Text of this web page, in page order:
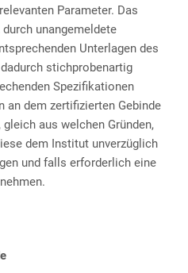
Parameter. Das
unangemeldete
Unterlagen des
stichprobenartig
Spezifikationen
an dem zertifizierten Gebinde
aus welchen Gründen,
dem Institut unverzüglich
und falls erforderlich eine